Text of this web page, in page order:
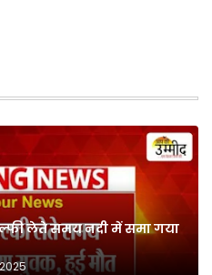
लेते समय नदी में समा गया